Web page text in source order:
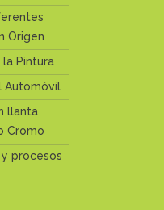
Origen
Pintura
Automóvil
llanta
Cromo
procesos